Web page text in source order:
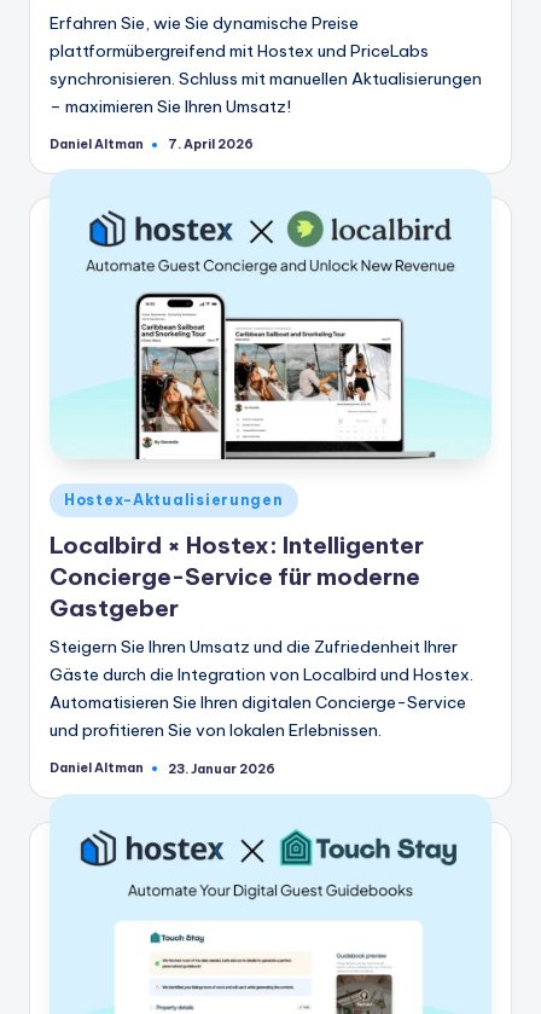
Erfahren Sie, wie Sie dynamische Preise
plattformübergreifend mit Hostex und PriceLabs
synchronisieren. Schluss mit manuellen Aktualisierungen
– maximieren Sie Ihren Umsatz!
Geschrieben
Daniel Altman 7. April 2026
Veröffentlicht
in
Hostex-Aktualisierungen
Localbird × Hostex: Intelligenter
Concierge-Service für moderne
Gastgeber
Steigern Sie Ihren Umsatz und die Zufriedenheit Ihrer
Gäste durch die Integration von Localbird und Hostex.
Automatisieren Sie Ihren digitalen Concierge-Service
und profitieren Sie von lokalen Erlebnissen.
Geschrieben
Daniel Altman 23. Januar 2026